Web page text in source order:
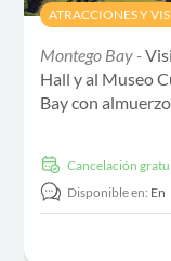
ATRACCIONES Y
Montego Bay -
Hall y al Museo
Bay con
cancelación
Disponible en: En